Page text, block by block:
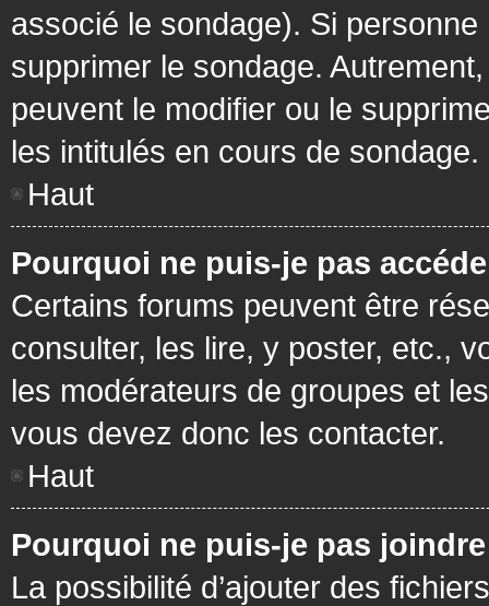
associé le sondage). Si personne
supprimer le sondage.
peuvent le modifier ou le
les intitulés en cours de sondage.
Haut
Pourquoi ne puis-je pas
Certains forums peuvent être
consulter, les lire, y poster, etc.,
les modérateurs de groupes et
vous devez donc les contacter.
Haut
Pourquoi ne puis-je pas
La possibilité d’ajouter des